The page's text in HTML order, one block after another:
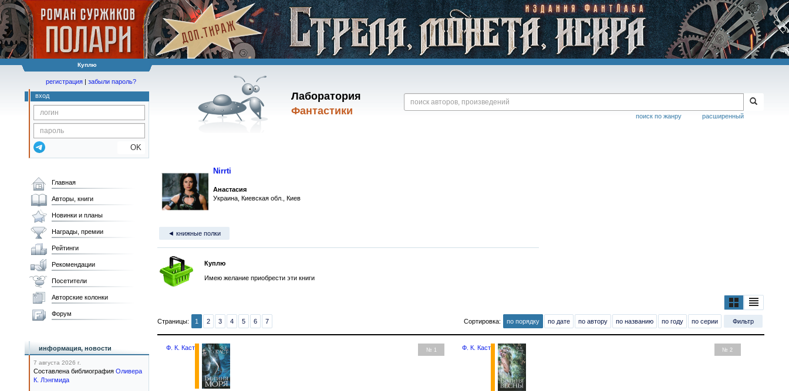
Куплю
Лаборатория
Фантастики
расширенный
поиск по жанру
регистрация | забыли пароль?
вход
OK
Nirrti
Анастасия
Украина, Киевская обл., Киев
◄ книжные полки
Куплю
Имею желание приобрести эти книги
Страницы: 1 2 3 4 5 6 7 Сортировка: по порядку по дате по автору по названию по году по серии Фильтр
№ 1
Ф. К. Каст № 2
Ф. К. Каст
Главная
Авторы, книги
Новинки и планы
Награды, премии
Рейтинги
Рекомендации
Посетители
Авторские колонки
Форум
информация, новости
7 августа 2026 г.
Составлена библиография Оливера
К. Лэнгмида